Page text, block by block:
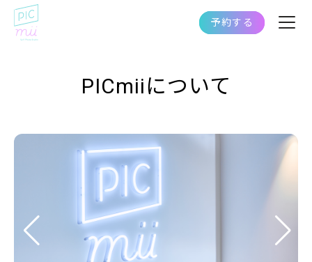
予約する
PICmiiについて